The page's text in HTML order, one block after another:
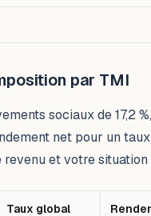
par TMI
sociaux de 17,2
net pour un
et votre
Taux global